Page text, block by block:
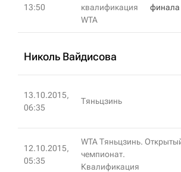
13:50
квалификация
WTA
финала
Николь Вайдисова
13.10.2015,
06:35
Тяньцзинь
12.10.2015,
05:35
WTA Тяньцзинь.
чемпионат.
Квалификация